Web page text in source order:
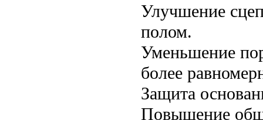
Улучшение
полом.
Уменьшение
более
Защита
Повышение